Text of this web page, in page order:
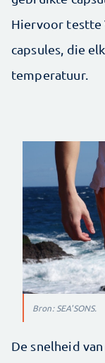
Hiervoor testte
capsules, die
temperatuur.
Bron: SEA'SONS.
De snelheid